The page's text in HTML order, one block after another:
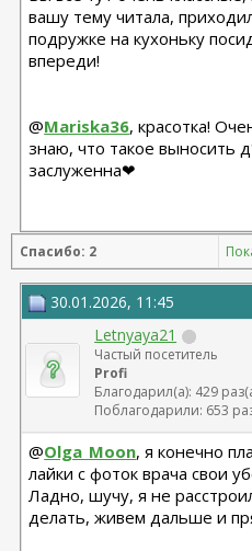
вашу тему читала,
подружке на кухоньку
впереди!
@Mariska36, красотка!
знаю, что такое выносить
заслуженна❤
Спасибо: 2
30.01.2026, 11:45
Letnyaya21
Частый посетитель
Profi
Благодарил(а): 429
Поблагодарили: 653
@Olga_Moon, я конечно
лайки с фоток врача свои
Ладно, шучу, я не
делать, живем дальше и